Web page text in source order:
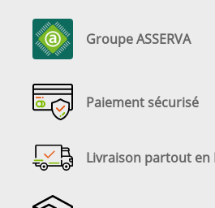
Groupe ASSERVA
Paiement sécurisé
Livraison partout en